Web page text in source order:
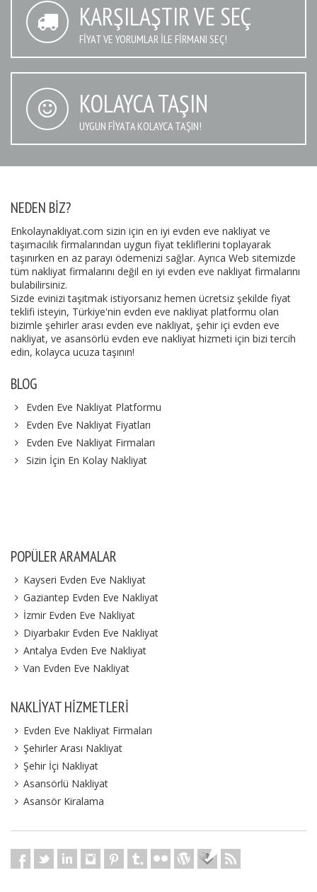
KARŞILAŞTIR VE SEÇ
FIYAT VE YORUMLAR İLE FIRMANI SEÇ!
KOLAYCA TAŞIN
UYGUN FIYATA KOLAYCA TAŞIN!
NEDEN BIZ?
Enkolaynakliyat.com sizin için en iyi evden eve nakliyat ve
taşımacılık firmalarından uygun fiyat tekliflerini toplayarak
taşınırken en az parayı ödemenizi sağlar. Ayrıca Web sitemizde
tüm nakliyat firmalarını değil en iyi evden eve nakliyat firmalarını
bulabilirsiniz.
Sizde evinizi taşıtmak istiyorsanız hemen ücretsiz şekilde fiyat
teklifi isteyin, Türkiye'nin evden eve nakliyat platformu olan
bizimle şehirler arası evden eve nakliyat, şehir içi evden eve
nakliyat, ve asansörlü evden eve nakliyat hizmeti için bizi tercih
edin, kolayca ucuza taşının!
BLOG
Evden Eve Nakliyat Platformu
Evden Eve Nakliyat Fiyatları
Evden Eve Nakliyat Firmaları
Sizin İçin En Kolay Nakliyat
POPÜLER ARAMALAR
Kayseri Evden Eve Nakliyat
Gaziantep Evden Eve Nakliyat
İzmir Evden Eve Nakliyat
Diyarbakır Evden Eve Nakliyat
Antalya Evden Eve Nakliyat
Van Evden Eve Nakliyat
NAKLIYAT HIZMETLERI
Evden Eve Nakliyat Firmaları
Şehirler Arası Nakliyat
Şehir İçi Nakliyat
Asansörlü Nakliyat
Asansör Kiralama